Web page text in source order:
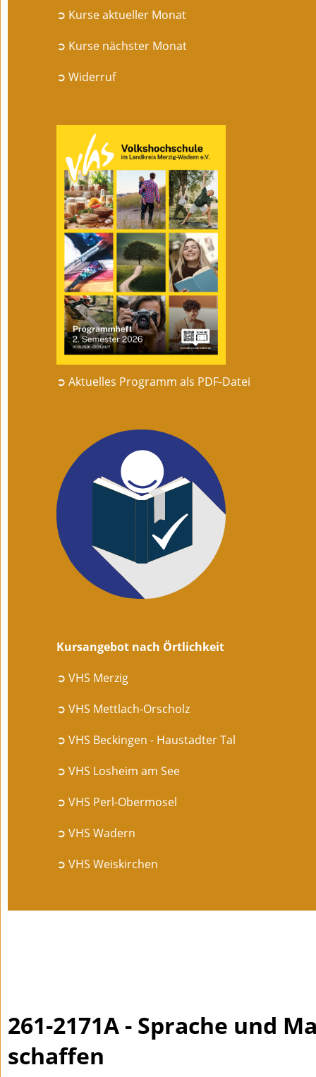
➲ Kurse aktueller Monat
➲ Kurse nächster Monat
➲ Widerruf
➲ Aktuelles Programm als PDF-Datei
Kursangebot nach Örtlichkeit
➲ VHS Merzig
➲ VHS Mettlach-Orscholz
➲ VHS Beckingen - Haustadter Tal
➲ VHS Losheim am See
➲ VHS Perl-Obermosel
➲ VHS Wadern
➲ VHS Weiskirchen
261-2171A - Sprache und
schaffen